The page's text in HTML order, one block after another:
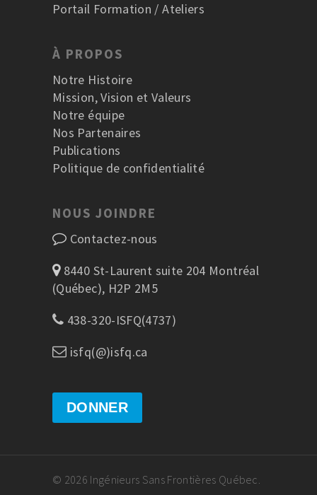
Portail Formation / Ateliers
À PROPOS
Notre Histoire
Mission, Vision et Valeurs
Notre équipe
Nos Partenaires
Publications
Politique de confidentialité
NOUS JOINDRE
Contactez-nous
8440 St-Laurent suite 204 Montréal
(Québec), H2P 2M5
438-320-ISFQ(4737)
isfq(@)isfq.ca
DONNER
© 2026 Ingénieurs Sans Frontières Québec.